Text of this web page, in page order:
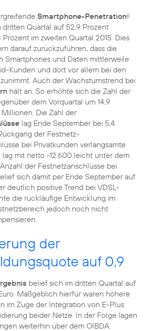
Smartphone-Penetration6
Quartal auf 52,9 Prozent
Prozent im zweiten Quartal 2015. Dies
darauf zurückzuführen, dass die
Smartphones und Daten mittlerweile
Kunden und dort vor allem bei den
Auch der Wachstumstrend bei
hält an. So erhöhte sich die Zahl der
dem Vorquartal um 14,9
Die Zahl der
lag Ende September bei 5,4
der Festnetz-
bei Privatkunden verlangsamte
mit netto -12.600 leicht unter dem
der Festnetzanschlüsse bei
sich damit per Ende September auf
deutlich positive Trend bei VDSL-
die rückläufige Entwicklung im
jedoch noch nicht
der
auf 0,9
belief sich im dritten Quartal auf
Maßgeblich hierfür waren höhere
im Zuge der Integration von E-Plus
beider Netze. In der Folge lagen
weiterhin über dem OIBDA.